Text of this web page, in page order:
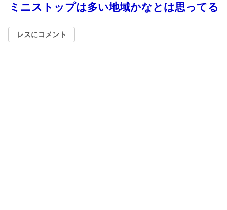
ミニストップは多い地域かなとは思ってる
レスにコメント